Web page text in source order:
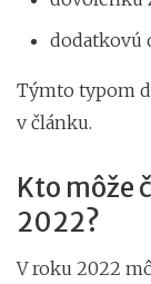
dodatkovú
Týmto typom
v článku.
Kto môže
2022?
V roku 2022